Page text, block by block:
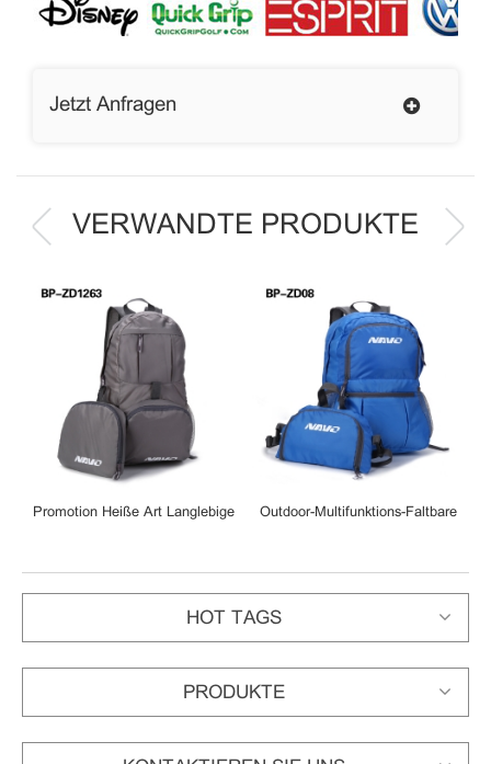
Jetzt Anfragen
VERWANDTE PRODUKTE
Promotion Heiße Art Langlebige
Outdoor-Multifunktions-Faltbare
HOT TAGS
PRODUKTE